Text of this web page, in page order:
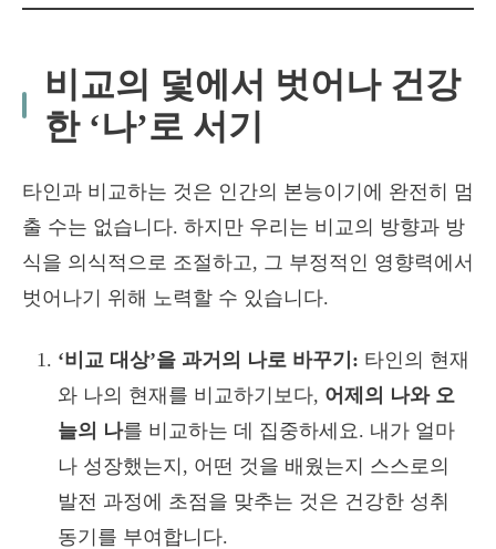
비교의 덫에서 벗어나 건강
한 ‘나’로 서기
타인과 비교하는 것은 인간의 본능이기에 완전히 멈
출 수는 없습니다. 하지만 우리는 비교의 방향과 방
식을 의식적으로 조절하고, 그 부정적인 영향력에서
벗어나기 위해 노력할 수 있습니다.
‘비교 대상’을 과거의 나로 바꾸기: 타인의 현재
와 나의 현재를 비교하기보다, 어제의 나와 오
늘의 나를 비교하는 데 집중하세요. 내가 얼마
나 성장했는지, 어떤 것을 배웠는지 스스로의
발전 과정에 초점을 맞추는 것은 건강한 성취
동기를 부여합니다.